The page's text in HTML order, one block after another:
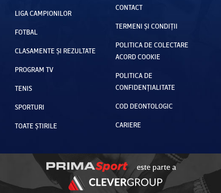
LIGA CAMPIONILOR
FOTBAL
CLASAMENTE ȘI REZULTATE
PROGRAM TV
TENIS
SPORTURI
TOATE ȘTIRILE
CONTACT
TERMENI ȘI CONDIȚII
POLITICA DE COLECTARE
ACORD COOKIE
POLITICA DE
CONFIDENȚIALITATE
COD DEONTOLOGIC
CARIERE
este parte a